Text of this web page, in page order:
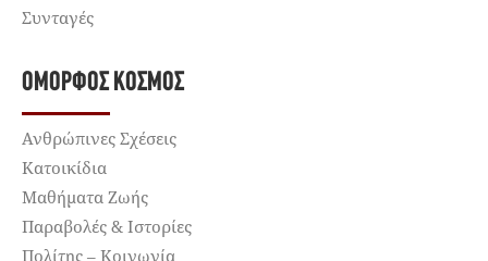
Συνταγές
ΌΜΟΡΦΟΣ ΚΌΣΜΟΣ
Ανθρώπινες Σχέσεις
Κατοικίδια
Μαθήματα Ζωής
Παραβολές & Ιστορίες
Πολίτης – Κοινωνία